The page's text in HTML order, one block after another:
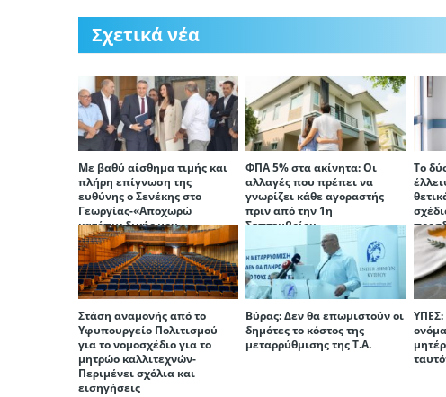
Σχετικά νέα
Με βαθύ αίσθημα τιμής και
πλήρη επίγνωση της
ευθύνης ο Σενέκης στο
Γεωργίας-«Αποχωρώ
κατόπιν δικής μου
επιλογής», διαμήνυσε η
Παναγιώτου
ΦΠΑ 5% στα ακίνητα: Οι
αλλαγές που πρέπει να
γνωρίζει κάθε αγοραστής
πριν από την 1η
Σεπτεμβρίου
Το
Στάση αναμονής από το
Υφυπουργείο Πολιτισμού
για το νομοσχέδιο για το
μητρώο καλλιτεχνών-
Περιμένει σχόλια και
εισηγήσεις
Βύρας: Δεν θα επωμιστούν οι
δημότες το κόστος της
μεταρρύθμισης της Τ.Α.
ΥΠΕΣ: